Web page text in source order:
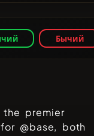
Бычий
the premier
@base, both